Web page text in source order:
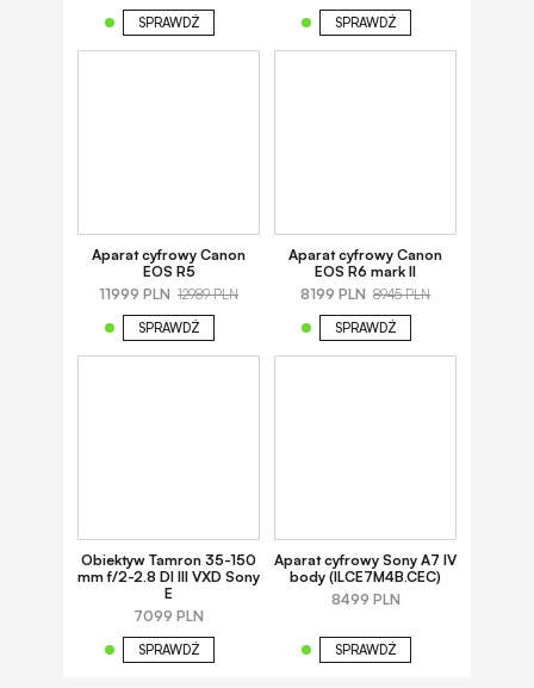
SPRAWDŹ
SPRAWDŹ
Aparat cyfrowy Canon
EOS R5
11999 PLN 12989 PLN
SPRAWDŹ
Aparat cyfrowy Canon
EOS R6 mark II
8199 PLN 8945 PLN
SPRAWDŹ
Obiektyw Tamron 35-150
mm f/2-2.8 DI III VXD Sony
E
7099 PLN
SPRAWDŹ
Aparat cyfrowy Sony A7 IV
body (ILCE7M4B.CEC)
8499 PLN
SPRAWDŹ